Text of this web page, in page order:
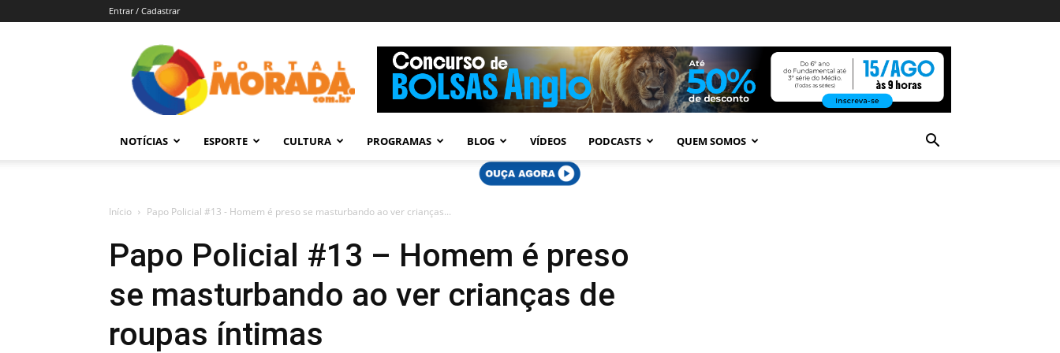
Entrar / Cadastrar
Morada
–
Araraquara
NOTÍCIAS ESPORTE CULTURA PROGRAMAS BLOG VÍDEOS PODCASTS QUEM SOMOS
Início Papo Policial #13 - Homem é preso se masturbando ao ver crianças...
Papo Policial #13 – Homem é preso
se masturbando ao ver crianças de
roupas íntimas